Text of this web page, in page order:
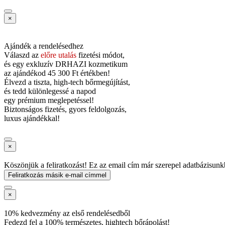
×
Ajándék a rendelésedhez
Válaszd az előre utalás fizetési módot,
és egy exkluzív DRHAZI kozmetikum
az ajándékod 45 300 Ft értékben!
Élvezd a tiszta, high-tech bőrmegújítást,
és tedd különlegessé a napod
egy prémium meglepetéssel!
Biztonságos fizetés, gyors feldolgozás,
luxus ajándékkal!
×
Köszönjük a feliratkozást! Ez az email cím már szerepel
Feliratkozás másik e-mail címmel
×
10% kedvezmény az első rendelésedből
Fedezd fel a 100% természetes, hightech bőrápolást!